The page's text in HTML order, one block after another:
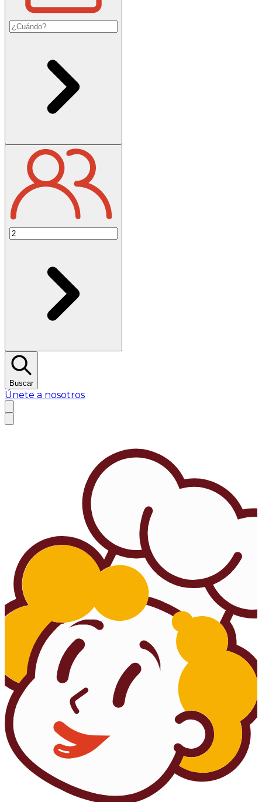
Buscar
Únete a nosotros